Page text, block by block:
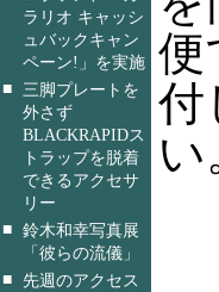
ラリオ キャッシ
ュバックキャン
ペーン!」を実施
■ 三脚プレートを
外さず
BLACKRAPIDス
トラップを脱着
できるアクセサ
リー
■ 鈴木和幸写真展
「彼らの流儀」
■ 先週のアクセス
便
付
い